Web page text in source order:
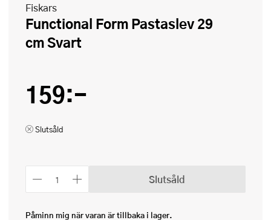
Fiskars
Functional Form Pastaslev 29
cm Svart
159:-
Slutsåld
Slutsåld
Påminn mig när varan är tillbaka i lager.